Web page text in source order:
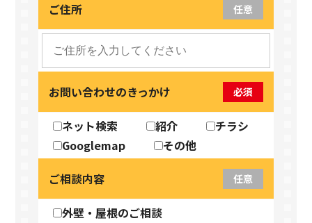
ご住所 任意
お問い合わせのきっかけ 必須
ネット検索 紹介
チラシ
Googlemap
その他
ご相談内容
任意
外壁・屋根のご相談